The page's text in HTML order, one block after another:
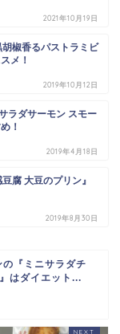
2021年10月19日
椒香るパストラミビ
メ！
2019年10月12日
ラダサーモン スモー
！
2019年4月18日
腐 大豆のプリン』
2019年8月30日
『ミニサラダチ
はダイエット...